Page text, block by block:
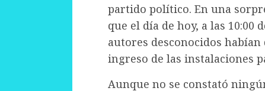
partido político. En una
que el día de hoy, a las 10:00
autores desconocidos
ingreso de las instalaciones
Aunque no se constató